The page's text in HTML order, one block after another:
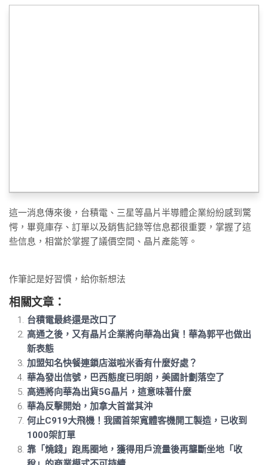
這一消息傳來後，台積電、三星等晶片半導體企業紛紛感到驚
愕，畢竟庫存、訂單以及銷售記錄等信息都很重要，掌握了這
些信息，相當於掌握了議價空間、晶片產能等。
作筆記是好習慣，給你新想法
相關文章：
台積電最終還是改口了
高通之後，又有晶片企業將向華為出貨！華為郭平也做出
新表態
加盟知名快餐連鎖店滋啦米香有什麼好處？
華為發出信號，巴西態度已明朗，美國計劃落空了
高通將向華為出貨5G晶片，這意味著什麼
華為反擊開始，加拿大首當其沖
何止C919大飛機！我國首架寬體客機開工製造，已收到
1000架訂單
靠「燒錢」跑馬圈地，獲得用戶流量後再壟斷坐地「收